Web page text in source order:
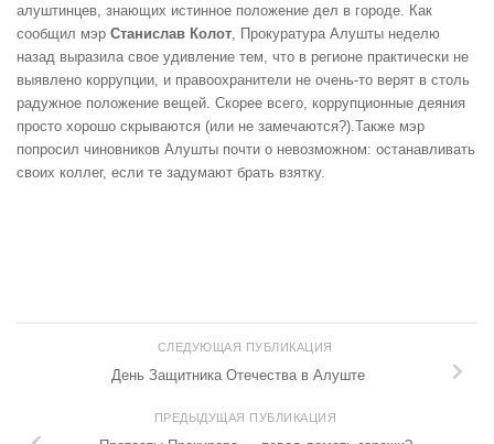
алуштинцев, знающих истинное положение дел в городе. Как
сообщил мэр Станислав Колот , Прокуратура Алушты неделю
назад выразила свое удивление тем, что в регионе практически не
выявлено коррупции, и правоохранители не очень-то верят в столь
радужное положение вещей. Скорее всего, коррупционные деяния
просто хорошо скрываются (или не замечаются?).Также мэр
попросил чиновников Алушты почти о невозможном: останавливать
своих коллег, если те задумают брать взятку.
СЛЕДУЮЩАЯ ПУБЛИКАЦИЯ
День Защитника Отечества в Алуште
ПРЕДЫДУЩАЯ ПУБЛИКАЦИЯ